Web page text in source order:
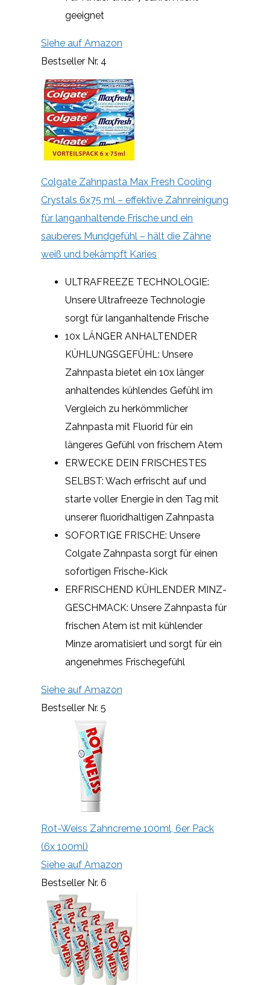
geeignet
Siehe auf Amazon
Bestseller Nr. 4
Colgate Zahnpasta Max Fresh Cooling
Crystals 6x75 ml – effektive Zahnreinigung
für langanhaltende Frische und ein
sauberes Mundgefühl – hält die Zähne
weiß und bekämpft Karies
ULTRAFREEZE TECHNOLOGIE:
Unsere Ultrafreeze Technologie
sorgt für langanhaltende Frische
10x LÄNGER ANHALTENDER
KÜHLUNGSGEFÜHL: Unsere
Zahnpasta bietet ein 10x länger
anhaltendes kühlendes Gefühl im
Vergleich zu herkömmlicher
Zahnpasta mit Fluorid für ein
längeres Gefühl von frischem Atem
ERWECKE DEIN FRISCHESTES
SELBST: Wach erfrischt auf und
starte voller Energie in den Tag mit
unserer fluoridhaltigen Zahnpasta
SOFORTIGE FRISCHE: Unsere
Colgate Zahnpasta sorgt für einen
sofortigen Frische-Kick
ERFRISCHEND KÜHLENDER MINZ-
GESCHMACK: Unsere Zahnpasta für
frischen Atem ist mit kühlender
Minze aromatisiert und sorgt für ein
angenehmes Frischegefühl
Siehe auf Amazon
Bestseller Nr. 5
Rot-Weiss Zahncreme 100ml, 6er Pack
(6x 100ml)
Siehe auf Amazon
Bestseller Nr. 6